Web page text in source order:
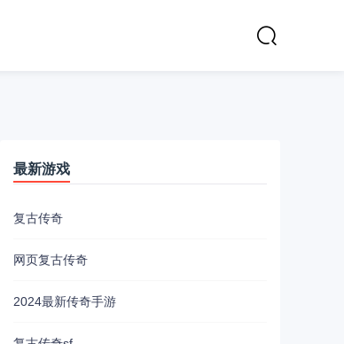
最新游戏
复古传奇
网页复古传奇
2024最新传奇手游